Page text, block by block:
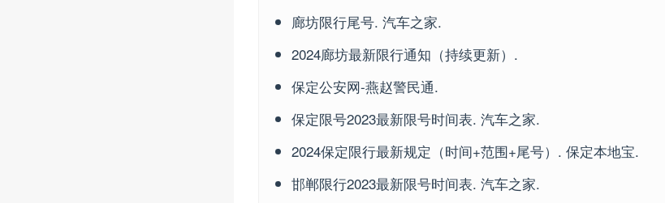
廊坊限行尾号. 汽车之家.
2024廊坊最新限行通知（持续更新）.
保定公安网-燕赵警民通.
保定限号2023最新限号时间表. 汽车之家.
2024保定限行最新规定（时间+范围+尾号）. 保定本地宝.
邯郸限行2023最新限号时间表. 汽车之家.